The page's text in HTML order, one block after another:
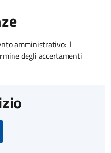
amministrativo: Il
degli accertamenti